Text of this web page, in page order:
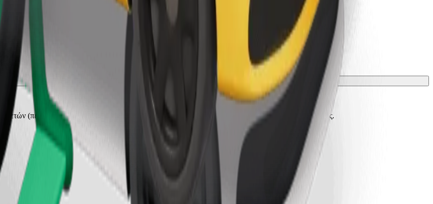
ετών (περίπου 10–30 κιλά). Επικοινωνήστε με τον οδηγό για ακριβή όρια ηλικίας, βάρους και ύψους.